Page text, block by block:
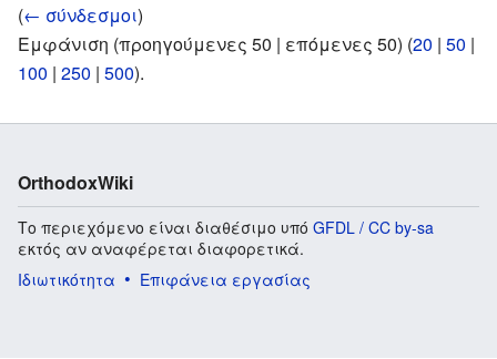
(← σύνδεσμοι)
Εμφάνιση (προηγούμενες 50 | επόμενες 50) (20 | 50 |
100 | 250 | 500).
OrthodoxWiki
Το περιεχόμενο είναι διαθέσιμο υπό GFDL / CC by-sa
εκτός αν αναφέρεται διαφορετικά.
Ιδιωτικότητα
Επιφάνεια εργασίας